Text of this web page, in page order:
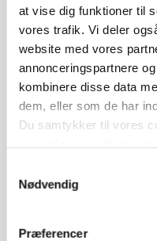
at vise dig funktioner til
vores trafik. Vi deler
website med vores
annonceringspartnere
kombinere disse data
dem, eller som de har
Du samtykker til vores
Nødvendig
Præferencer
POLITIK
Bønder holder vagt